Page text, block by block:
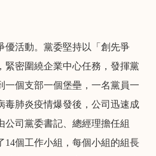
優活動。黨委堅持以「創先爭
緊密圍繞企業中心任務，發揮黨
一個支部一個堡壘，一名黨員一
毒肺炎疫情爆發後，公司迅速成
公司黨委書記、總經理擔任組
14個工作小組，每個小組的組長